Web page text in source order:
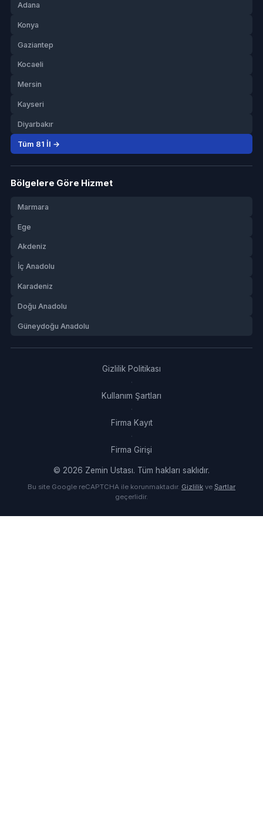
Adana
Konya
Gaziantep
Kocaeli
Mersin
Kayseri
Diyarbakır
Tüm 81 İl →
Bölgelere Göre Hizmet
Marmara
Ege
Akdeniz
İç Anadolu
Karadeniz
Doğu Anadolu
Güneydoğu Anadolu
Gizlilik Politikası
·
Kullanım Şartları
·
Firma Kayıt
·
Firma Girişi
© 2026 Zemin Ustası. Tüm hakları saklıdır.
Bu site Google reCAPTCHA ile korunmaktadır. Gizlilik ve Şartlar
geçerlidir.